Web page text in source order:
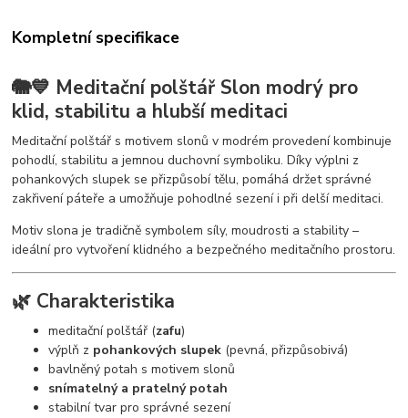
Kompletní specifikace
🐘💙 Meditační polštář Slon modrý pro
klid, stabilitu a hlubší meditaci
Meditační polštář s motivem slonů v modrém provedení kombinuje
pohodlí, stabilitu a jemnou duchovní symboliku. Díky výplni z
pohankových slupek se přizpůsobí tělu, pomáhá držet správné
zakřivení páteře a umožňuje pohodlné sezení i při delší meditaci.
Motiv slona je tradičně symbolem síly, moudrosti a stability –
ideální pro vytvoření klidného a bezpečného meditačního prostoru.
🌿 Charakteristika
meditační polštář (zafu)
výplň z pohankových slupek (pevná, přizpůsobivá)
bavlněný potah s motivem slonů
snímatelný a pratelný potah
stabilní tvar pro správné sezení